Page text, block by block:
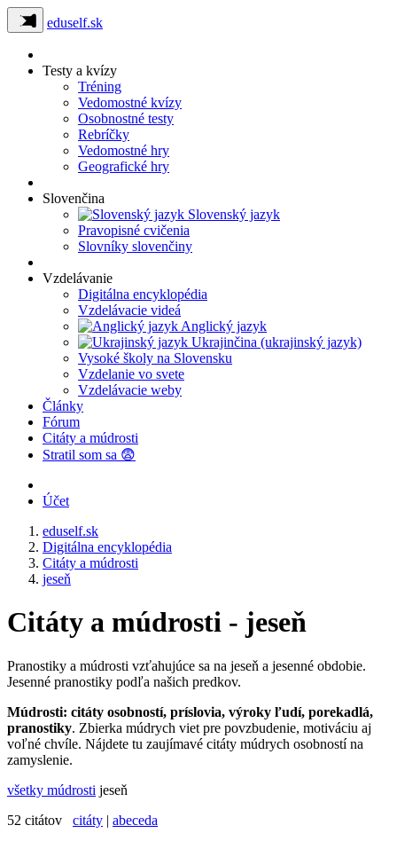
eduself.sk
Testy a kvízy
Tréning
Vedomostné kvízy
Osobnostné testy
Rebríčky
Vedomostné hry
Geografické hry
Slovenčina
Slovenský jazyk
Pravopisné cvičenia
Slovníky slovenčiny
Vzdelávanie
Digitálna encyklopédia
Vzdelávacie videá
Anglický jazyk
Ukrajinčina (ukrajinský jazyk)
Vysoké školy na Slovensku
Vzdelanie vo svete
Vzdelávacie weby
Články
Fórum
Citáty a múdrosti
Stratil som sa 😨
Účet
eduself.sk
Digitálna encyklopédia
Citáty a múdrosti
jeseň
Citáty a múdrosti - jeseň
Pranostiky a múdrosti vzťahujúce sa na jeseň a jesenné obdobie.
Jesenné pranostiky podľa našich predkov.
Múdrosti: citáty osobností, príslovia, výroky ľudí, porekadlá,
pranostiky. Zbierka múdrych viet pre povzbudenie, motiváciu aj
voľné chvíle. Nájdete tu zaujímavé citáty múdrych osobností na
zamyslenie.
všetky múdrosti jeseň
52 citátov citáty | abeceda